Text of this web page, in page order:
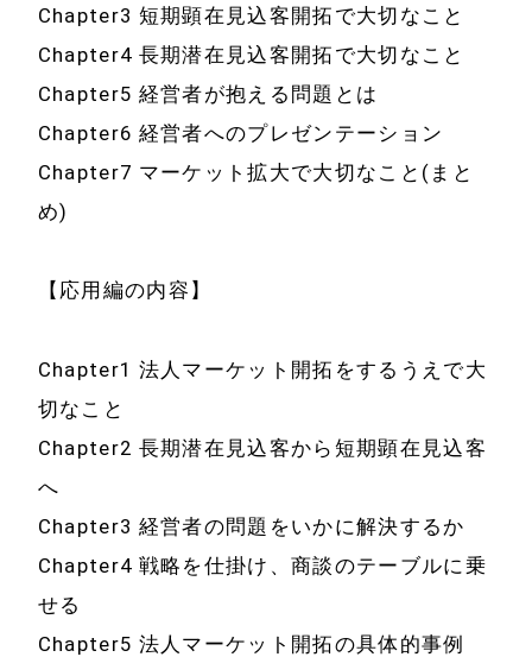
Chapter3 短期顕在見込客開拓で大切なこと
Chapter4 長期潜在見込客開拓で大切なこと
Chapter5 経営者が抱える問題とは
Chapter6 経営者へのプレゼンテーション
Chapter7 マーケット拡大で大切なこと(まと
め)
【応用編の内容】
Chapter1 法人マーケット開拓をするうえで大
切なこと
Chapter2 長期潜在見込客から短期顕在見込客
へ
Chapter3 経営者の問題をいかに解決するか
Chapter4 戦略を仕掛け、商談のテーブルに乗
せる
Chapter5 法人マーケット開拓の具体的事例